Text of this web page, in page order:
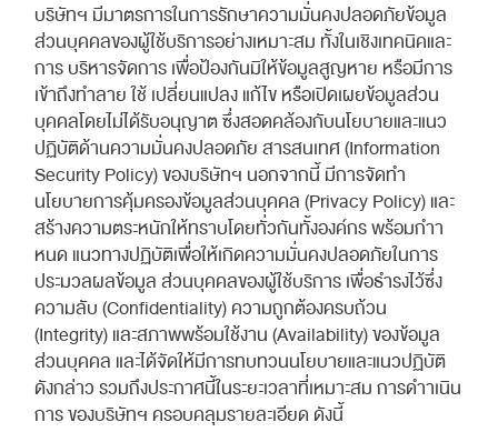
บริษัทฯ มีมาตรการในการรักษาความมั่นคงปลอดภัยข้อมูล
ส่วนบุคคลของผู้ใช้บริการอย่างเหมาะสม ทั้งในเชิงเทคนิคและ
การ บริหารจัดการ เพื่อป้องกันมิให้ข้อมูลสูญหาย หรือมีการ
เข้าถึงทําลาย ใช้ เปลี่ยนแปลง แก้ไข หรือเปิดเผยข้อมูลส่วน
บุคคลโดยไม่ได้รับอนุญาต ซึ่งสอดคล้องกับนโยบายและแนว
ปฏิบัติด้านความมั่นคงปลอดภัย สารสนเทศ (Information
Security Policy) ของบริษัทฯ นอกจากนี้ มีการจัดทํา
นโยบายการคุ้มครองข้อมูลส่วนบุคคล (Privacy Policy) และ
สร้างความตระหนักให้ทราบโดยทั่วกันทั้งองค์กร พร้อมกําา
หนด แนวทางปฏิบัติเพื่อให้เกิดความมั่นคงปลอดภัยในการ
ประมวลผลข้อมูล ส่วนบุคคลของผู้ใช้บริการ เพื่อธํารงไว้ซึ่ง
ความลับ (Confidentiality) ความถูกต้องครบถ้วน
(Integrity) และสภาพพร้อมใช้งาน (Availability) ของข้อมูล
ส่วนบุคคล และได้จัดให้มีการทบทวนนโยบายและแนวปฏิบัติ
ดังกล่าว รวมถึงประกาศนี้ในระยะเวลาที่เหมาะสม การดําาเนิน
การ ของบริษัทฯ ครอบคลุมรายละเอียด ดังนี้